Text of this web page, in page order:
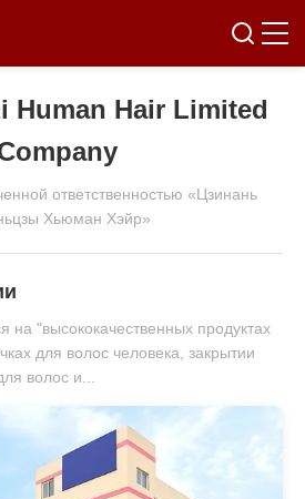
Human Hair Limited
ответственностью «Цзинань
Хьюман Хэйр»
на "высококачественных продуктах
для волос человека, закрытии
волос и...